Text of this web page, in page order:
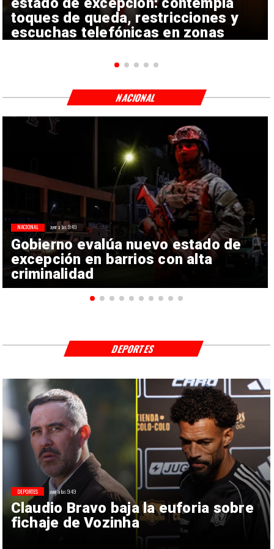
toques de queda, restricciones y
escuchas telefónicas en zonas
Gobierno evalúa nuevo estado de
excepción en barrios con alta
criminalidad
NACIONAL ayer a las 9:49
NACIONAL
Claudio Bravo baja la euforia sobre
fichaje de Vozinha
DEPORTES ayer a las 9:49
DEPORTES